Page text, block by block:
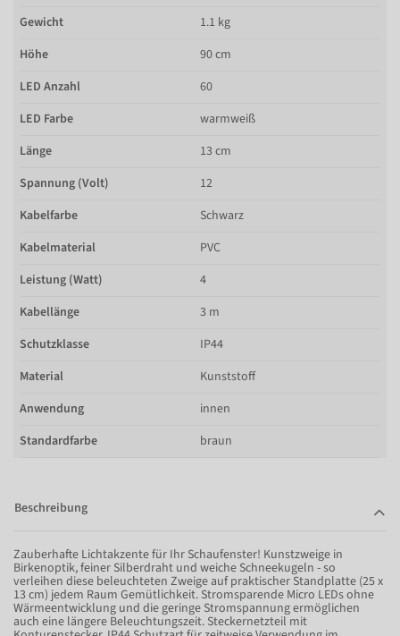
Gewicht
1.1 kg
Höhe
90 cm
LED Anzahl
60
LED Farbe
warmweiß
Länge
13 cm
Spannung (Volt)
12
Kabelfarbe
Schwarz
Kabelmaterial
PVC
Leistung (Watt)
4
Kabellänge
3 m
Schutzklasse
IP44
Material
Kunststoff
Anwendung
innen
Standardfarbe
braun
Beschreibung
Zauberhafte Lichtakzente für Ihr Schaufenster! Kunstzweige in
Birkenoptik, feiner Silberdraht und weiche Schneekugeln - so
verleihen diese beleuchteten Zweige auf praktischer Standplatte (25 x
13 cm) jedem Raum Gemütlichkeit. Stromsparende Micro LEDs ohne
Wärmeentwicklung und die geringe Stromspannung ermöglichen
auch eine längere Beleuchtungszeit. Steckernetzteil mit